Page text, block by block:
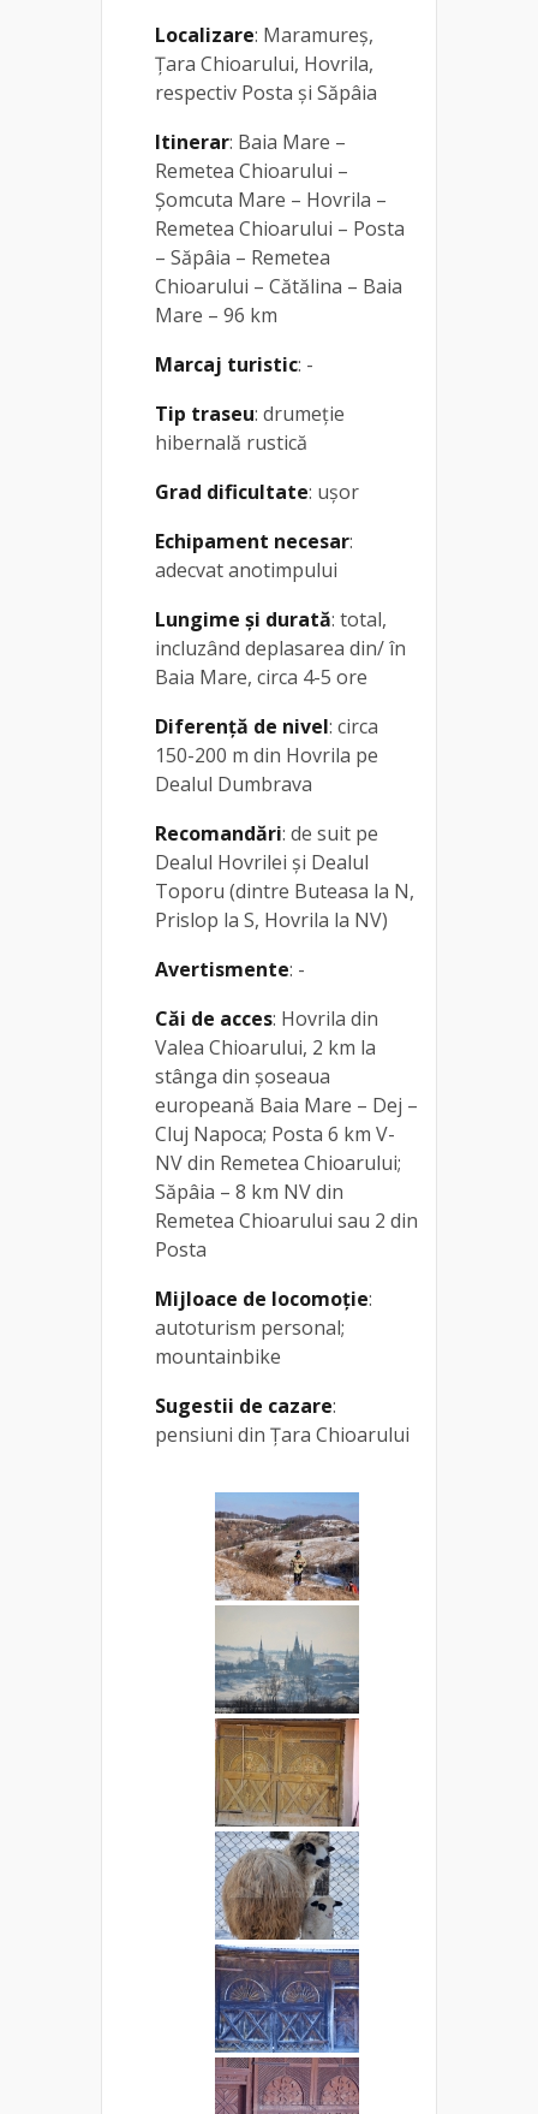
Localizare: Maramureș,
Țara Chioarului, Hovrila,
respectiv Posta și Săpâia
Itinerar: Baia Mare –
Remetea Chioarului –
Șomcuta Mare – Hovrila –
Remetea Chioarului – Posta
– Săpâia – Remetea
Chioarului – Cătălina – Baia
Mare – 96 km
Marcaj turistic: -
Tip traseu: drumeție
hibernală rustică
Grad dificultate: ușor
Echipament necesar:
adecvat anotimpului
Lungime și durată: total,
incluzând deplasarea din/ în
Baia Mare, circa 4-5 ore
Diferență de nivel: circa
150-200 m din Hovrila pe
Dealul Dumbrava
Recomandări: de suit pe
Dealul Hovrilei și Dealul
Toporu (dintre Buteasa la N,
Prislop la S, Hovrila la NV)
Avertismente: -
Căi de acces: Hovrila din
Valea Chioarului, 2 km la
stânga din șoseaua
europeană Baia Mare – Dej –
Cluj Napoca; Posta 6 km V-
NV din Remetea Chioarului;
Săpâia – 8 km NV din
Remetea Chioarului sau 2 din
Posta
Mijloace de locomoție:
autoturism personal;
mountainbike
Sugestii de cazare:
pensiuni din Țara Chioarului